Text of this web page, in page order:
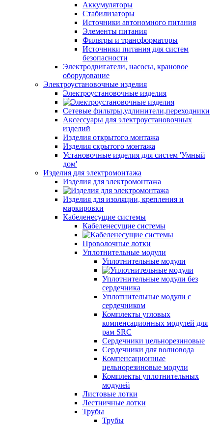
Аккумуляторы
Стабилизаторы
Источники автономного питания
Элементы питания
Фильтры и трансформаторы
Источники питания для систем
безопасности
Электродвигатели, насосы, крановое
оборудование
Электроустановочные изделия
Электроустановочные изделия
Сетевые фильтры,удлинители,переходники
Аксессуары для электроустановочных
изделий
Изделия открытого монтажа
Изделия скрытого монтажа
Установочные изделия для систем 'Умный
дом'
Изделия для электромонтажа
Изделия для электромонтажа
Изделия для изоляции, крепления и
маркировки
Кабеленесущие системы
Кабеленесущие системы
Проволочные лотки
Уплотнительные модули
Уплотнительные модули
Уплотнительные модули без
сердечника
Уплотнительные модули с
сердечником
Комплекты угловых
компенсационных модулей для
рам SRC
Сердечники цельнорезиновые
Сердечники для волновода
Компенсационные
цельнорезиновые модули
Комплекты уплотнительных
модулей
Листовые лотки
Лестничные лотки
Трубы
Трубы